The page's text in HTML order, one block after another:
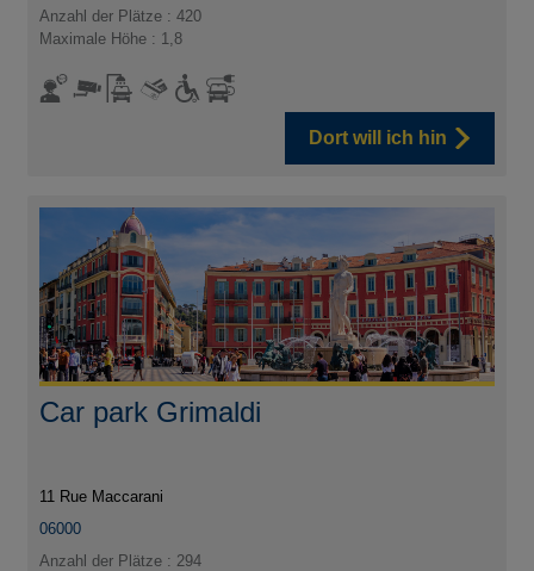
Anzahl der Plätze : 420
Maximale Höhe : 1,8
Dort will ich hin
Car park Grimaldi
11 Rue Maccarani
06000
Anzahl der Plätze : 294